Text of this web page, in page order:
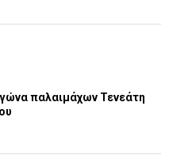
παλαιμάχων Τενεάτη